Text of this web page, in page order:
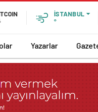
İSTANBUL
°
Yazarlar